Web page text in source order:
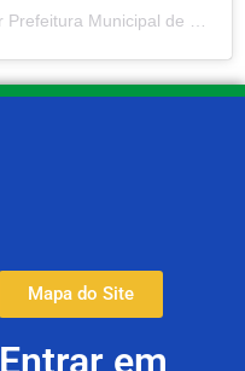
Mapa do Site
Entrar em